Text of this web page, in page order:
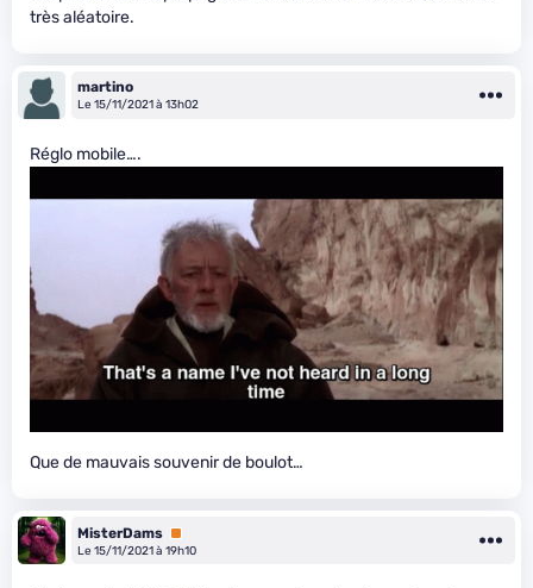
très aléatoire.
martino
Le 15/11/2021 à 13h02
Réglo mobile….
Que de mauvais souvenir de boulot…
MisterDams Premium
Le 15/11/2021 à 19h10